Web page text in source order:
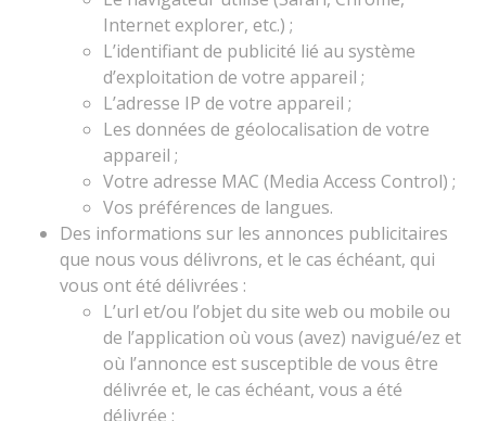
Internet explorer, etc.) ;
L’identifiant de publicité lié au système
d’exploitation de votre appareil ;
L’adresse IP de votre appareil ;
Les données de géolocalisation de votre
appareil ;
Votre adresse MAC (Media Access Control) ;
Vos préférences de langues.
Des informations sur les annonces publicitaires
que nous vous délivrons, et le cas échéant, qui
vous ont été délivrées :
L’url et/ou l’objet du site web ou mobile ou
de l’application où vous (avez) navigué/ez et
où l’annonce est susceptible de vous être
délivrée et, le cas échéant, vous a été
délivrée ;